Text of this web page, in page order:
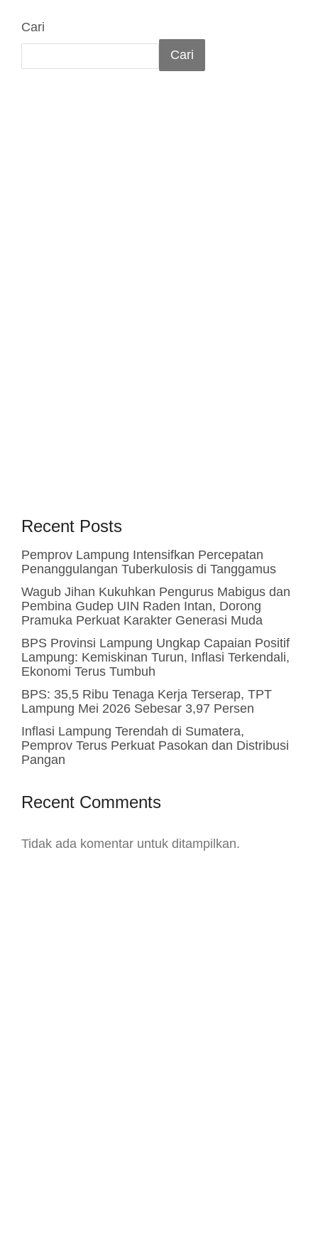
Cari
Cari
Recent Posts
Pemprov Lampung Intensifkan Percepatan
Penanggulangan Tuberkulosis di Tanggamus
Wagub Jihan Kukuhkan Pengurus Mabigus dan
Pembina Gudep UIN Raden Intan, Dorong
Pramuka Perkuat Karakter Generasi Muda
BPS Provinsi Lampung Ungkap Capaian Positif
Lampung: Kemiskinan Turun, Inflasi Terkendali,
Ekonomi Terus Tumbuh
BPS: 35,5 Ribu Tenaga Kerja Terserap, TPT
Lampung Mei 2026 Sebesar 3,97 Persen
Inflasi Lampung Terendah di Sumatera,
Pemprov Terus Perkuat Pasokan dan Distribusi
Pangan
Recent Comments
Tidak ada komentar untuk ditampilkan.